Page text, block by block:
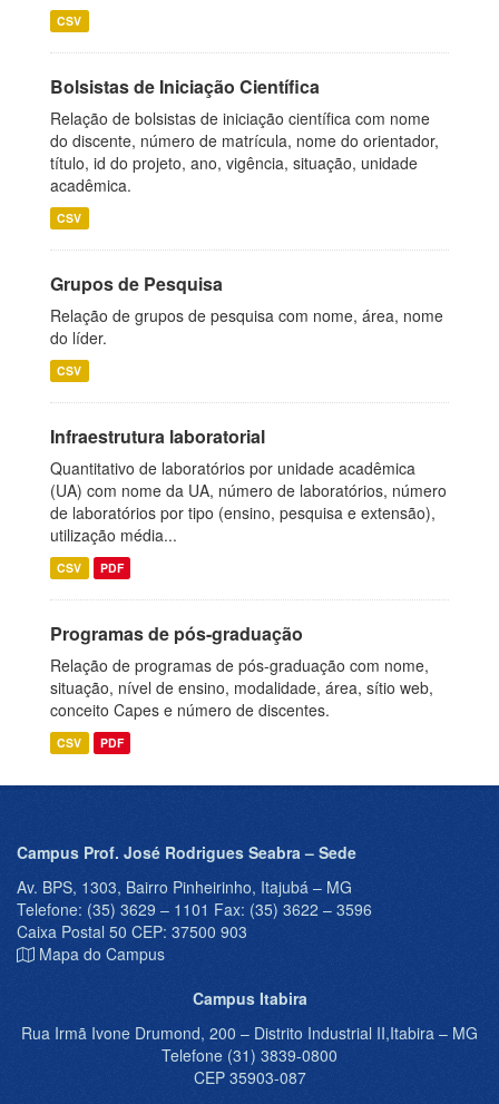
CSV
Bolsistas de Iniciação Científica
Relação de bolsistas de iniciação científica com nome
do discente, número de matrícula, nome do orientador,
título, id do projeto, ano, vigência, situação, unidade
acadêmica.
CSV
Grupos de Pesquisa
Relação de grupos de pesquisa com nome, área, nome
do líder.
CSV
Infraestrutura laboratorial
Quantitativo de laboratórios por unidade acadêmica
(UA) com nome da UA, número de laboratórios, número
de laboratórios por tipo (ensino, pesquisa e extensão),
utilização média...
CSV PDF
Programas de pós-graduação
Relação de programas de pós-graduação com nome,
situação, nível de ensino, modalidade, área, sítio web,
conceito Capes e número de discentes.
CSV PDF
Campus Prof. José Rodrigues Seabra – Sede
Av. BPS, 1303, Bairro Pinheirinho, Itajubá – MG
Telefone: (35) 3629 – 1101 Fax: (35) 3622 – 3596
Caixa Postal 50 CEP: 37500 903
Mapa do Campus
Campus Itabira
Rua Irmã Ivone Drumond, 200 – Distrito Industrial II,Itabira – MG
Telefone (31) 3839-0800
CEP 35903-087